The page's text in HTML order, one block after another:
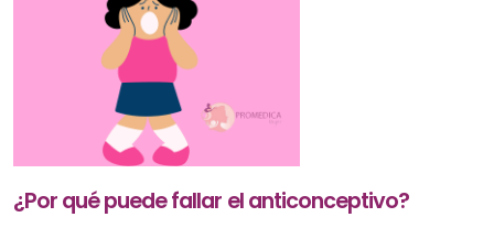
¿Por qué puede fallar el anticonceptivo?